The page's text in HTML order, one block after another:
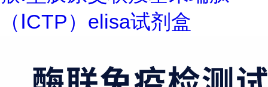
（ⅠCTP）elisa试剂盒